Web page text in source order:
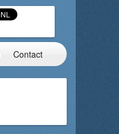
Contact